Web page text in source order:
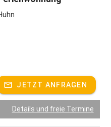
Hausprospekt
JETZT ANFRAGEN
Details und freie Termine